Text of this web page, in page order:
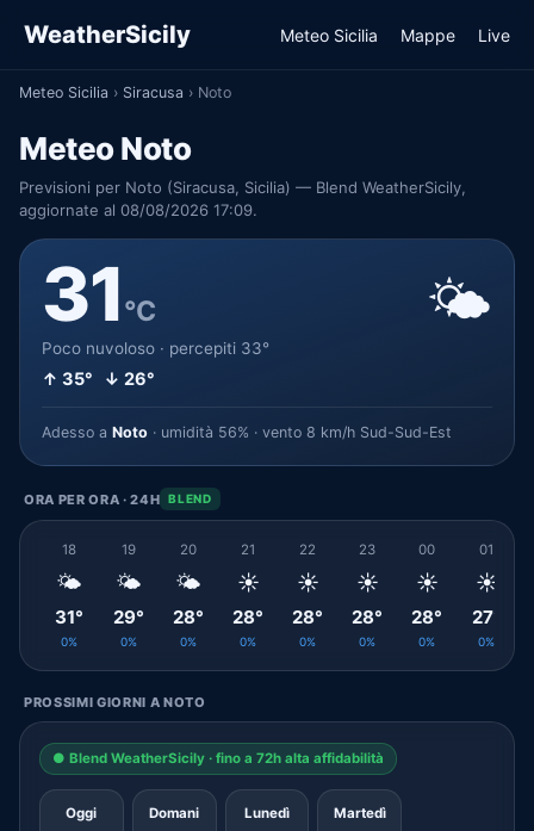
WeatherSicily Meteo Sicilia Mappe Live
Meteo Sicilia › Siracusa › Noto
Meteo Noto
Previsioni per Noto (Siracusa, Sicilia) — Blend WeatherSicily,
aggiornate al 08/08/2026 17:09.
31°C
Poco nuvoloso · percepiti 33°
↑ 35° ↓ 26°
🌤️
Adesso a Noto · umidità 56% · vento 8 km/h Sud-Sud-Est
ORA PER ORA · 24H BLEND
18
🌤️
31°
0%
19
🌤️
29°
0%
20
🌤️
28°
0%
21
☀️
28°
0%
22
☀️
28°
0%
23
☀️
28°
0%
00
☀️
28°
0%
01
☀️
27°
0%
PROSSIMI GIORNI A NOTO
● Blend WeatherSicily · fino a 72h alta affidabilità
Oggi Domani Lunedì Martedì